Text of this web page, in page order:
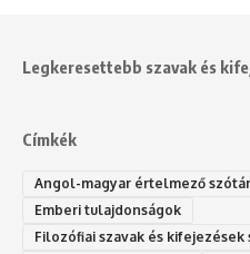
Legkeresettebb szavak és
Címkék
Angol-magyar értelmező szótár
Emberi tulajdonságok
Filozófiai szavak és kifejezések